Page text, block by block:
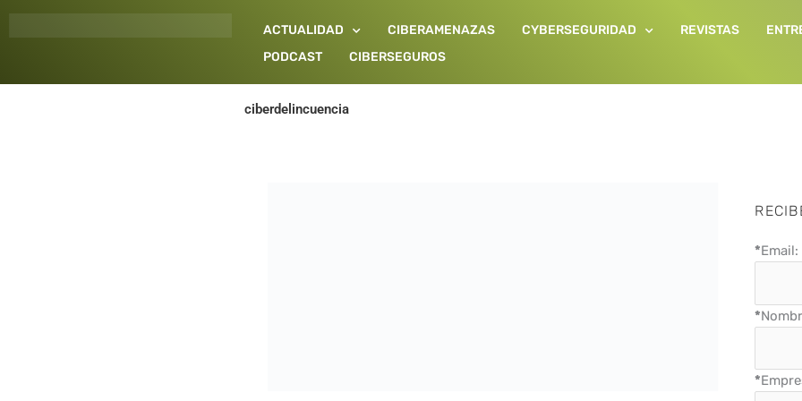
ACTUALIDAD CIBERAMENAZAS CYBERSEGURIDAD REVISTAS
PODCAST
CIBERSEGUROS
ciberdelincuencia
*Email:
*
*